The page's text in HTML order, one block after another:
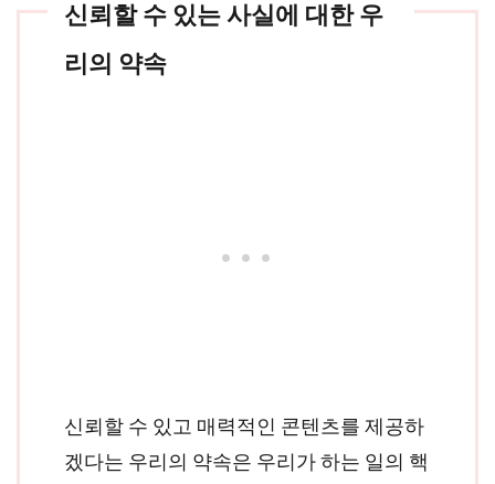
신뢰할 수 있는 사실에 대한 우
리의 약속
신뢰할 수 있고 매력적인 콘텐츠를 제공하
겠다는 우리의 약속은 우리가 하는 일의 핵